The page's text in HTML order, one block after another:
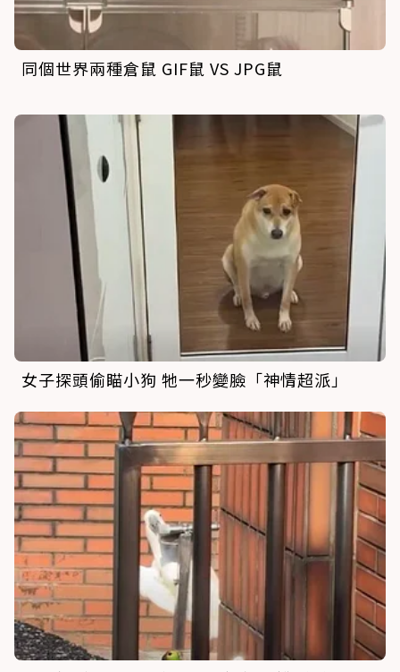
同個世界兩種倉鼠 GIF鼠 VS JPG鼠
女子探頭偷瞄小狗 牠一秒變臉「神情超派」